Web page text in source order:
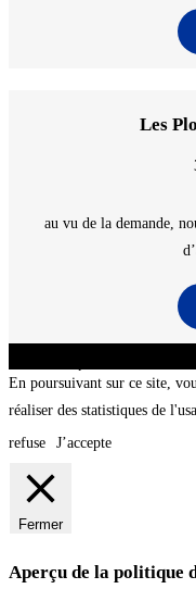
Les
au vu de la demande,
En poursuivant sur ce site,
réaliser des statistiques de
refuse
J’accepte
Fermer
Aperçu de la politique